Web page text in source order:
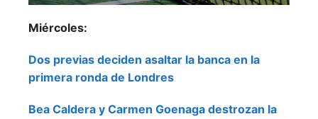
Miércoles:
Dos previas deciden asaltar la banca en la
primera ronda de Londres
Bea Caldera y Carmen Goenaga destrozan la